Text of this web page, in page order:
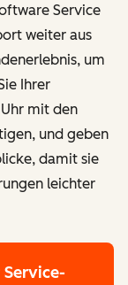
Service
weiter aus
um
Ihrer
mit den
und geben
damit sie
leichter